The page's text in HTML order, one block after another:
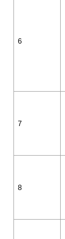
6
7
8